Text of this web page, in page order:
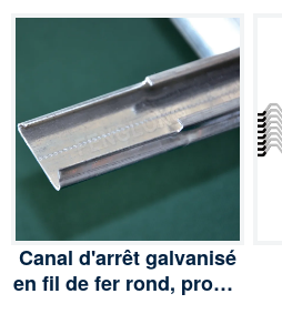
profilé de fermeture à
ressort pour serres
Canal d'arrêt galvanisé
en fil de fer rond, profilé